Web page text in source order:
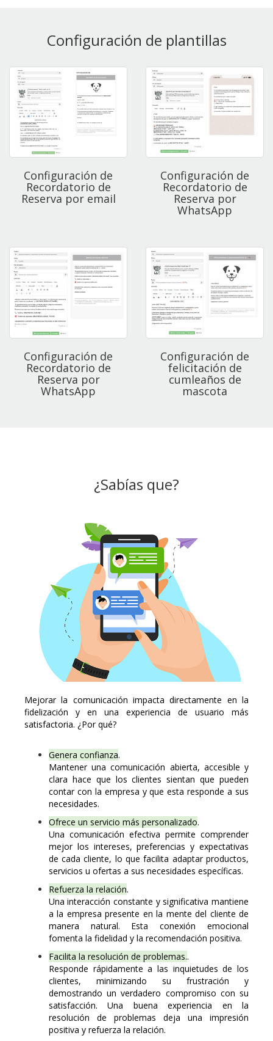
Configuración de plantillas
Configuración de
Recordatorio de
Reserva por email
Configuración de
Recordatorio de
Reserva por
WhatsApp
Configuración de
Recordatorio de
Reserva por
WhatsApp
Configuración de
felicitación de
cumleaños de
mascota
¿Sabías que?
Mejorar la comunicación impacta directamente en la
fidelización y en una experiencia de usuario más
satisfactoria. ¿Por qué?
Genera confianza.
Mantener una comunicación abierta, accesible y
clara hace que los clientes sientan que pueden
contar con la empresa y que esta responde a sus
necesidades.
Ofrece un servicio más personalizado.
Una comunicación efectiva permite comprender
mejor los intereses, preferencias y expectativas
de cada cliente, lo que facilita adaptar productos,
servicios u ofertas a sus necesidades específicas.
Refuerza la relación.
Una interacción constante y significativa mantiene
a la empresa presente en la mente del cliente de
manera natural. Esta conexión emocional
fomenta la fidelidad y la recomendación positiva.
Facilita la resolución de problemas..
Responde rápidamente a las inquietudes de los
clientes, minimizando su frustración y
demostrando un verdadero compromiso con su
satisfacción. Una buena experiencia en la
resolución de problemas deja una impresión
positiva y refuerza la relación.